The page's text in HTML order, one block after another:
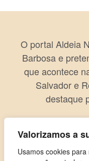
Valorizamos a
Usamos cookies
O portal Aldeia
Barbosa e
que acontece
Salvador e
destaque